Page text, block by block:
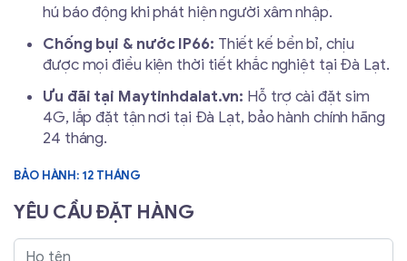
hú báo động khi phát hiện người xâm nhập.
Chống bụi & nước IP66: Thiết kế bền bỉ, chịu
được mọi điều kiện thời tiết khắc nghiệt tại Đà Lạt.
Ưu đãi tại Maytinhdalat.vn: Hỗ trợ cài đặt sim
4G, lắp đặt tận nơi tại Đà Lạt, bảo hành chính hãng
24 tháng.
BẢO HÀNH: 12 THÁNG
YÊU CẦU ĐẶT HÀNG